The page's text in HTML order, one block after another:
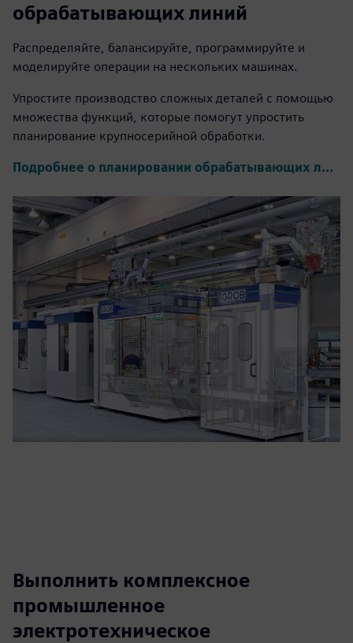
обрабатывающих линий
Распределяйте, балансируйте, программируйте и
моделируйте операции на нескольких машинах.
Упростите производство сложных деталей с помощью
множества функций, которые помогут упростить
планирование крупносерийной обработки.
Подробнее о планировании обрабатывающих линий
Выполнить комплексное
промышленное
электротехническое